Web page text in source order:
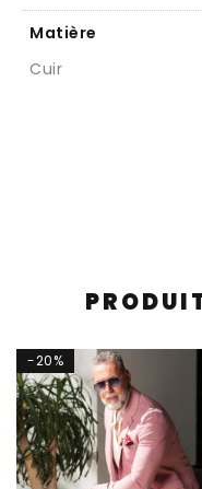
Matière
Cuir
-20%